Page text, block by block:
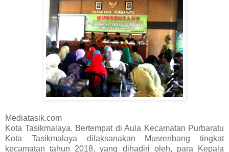
Mediatasik.com
Kota Tasikmalaya. Bertempat di Aula Kecamatan Purbaratu
Kota Tasikmalaya dilaksanakan Musrenbang tingkat
kecamatan tahun 2018, yang dihadiri oleh, para Kepala